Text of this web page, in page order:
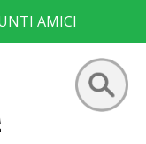
AMICI